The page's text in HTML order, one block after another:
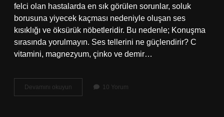
felci olan hastalarda en sık görülen sorunlar, soluk
borusuna yiyecek kaçması nedeniyle oluşan ses
kısıklığı ve öksürük nöbetleridir. Bu nedenle; Konuşma
sırasında yorulmayın. Ses tellerini ne güçlendirir? C
vitamini, magnezyum, çinko ve demir…
Devamını okuyun Bozulan
Ses
10 Yorum